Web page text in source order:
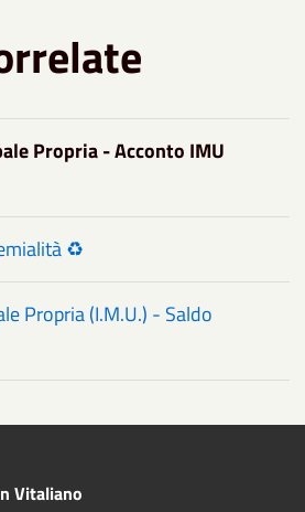
Propria - Acconto IMU
♻️
Propria (I.M.U.) - Saldo
Vitaliano